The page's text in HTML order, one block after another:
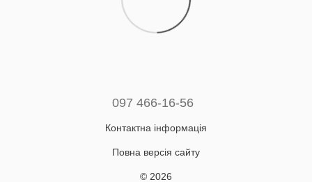
097 466-16-56
Контактна інформація
Повна версія сайту
© 2026